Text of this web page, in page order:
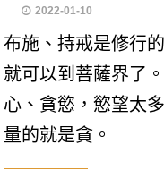
2022-01-10
布施、持戒是修行
就可以到菩薩界了
心、貪慾，慾望太
量的就是貪。